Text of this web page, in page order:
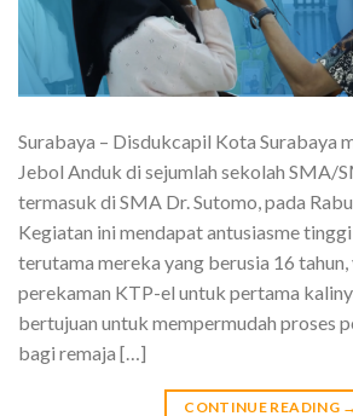
Surabaya – Disdukcapil Kota Surabaya
Jebol Anduk di sejumlah sekolah SMA/
termasuk di SMA Dr. Sutomo, pada
Kegiatan ini mendapat antusiasme tinggi
terutama mereka yang berusia 16
perekaman KTP-el untuk pertama
bertujuan untuk mempermudah proses
bagi remaja […]
CONTINUE READING →